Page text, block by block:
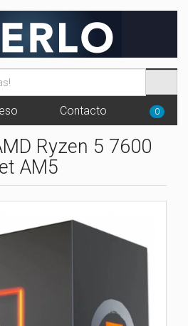
Contacto 0
Ryzen 5 7600
AM5